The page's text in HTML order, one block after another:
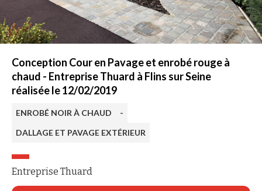
Conception Cour en Pavage et enrobé rouge à
chaud - Entreprise Thuard à Flins sur Seine
réalisée le 12/02/2019
ENROBÉ NOIR À CHAUD
-
DALLAGE ET PAVAGE EXTÉRIEUR
Entreprise Thuard